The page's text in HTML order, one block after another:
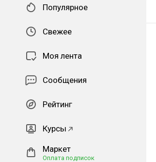
Популярное
Свежее
Моя лента
Сообщения
Рейтинг
Курсы
Маркет
Оплата подписок